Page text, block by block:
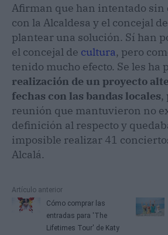
Afirman que han intentado
con la Alcaldesa y el concejal
plantear una solución. Sí han
el concejal de cultura, pero
tenido mucho efecto. Se les ha
realización de un proyecto
fechas con las bandas locales,
reunión que mantuvieron no
definición al respecto y
imposible realizar 41
Alcalá.
Artículo anterior
Cómo comprar las
entradas para 'The
Lifetimes Tour' de Katy